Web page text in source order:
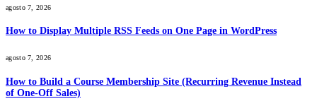
agosto 7, 2026
How to Display Multiple RSS Feeds on One Page in WordPress
agosto 7, 2026
How to Build a Course Membership Site (Recurring Revenue Instead
of One-Off Sales)